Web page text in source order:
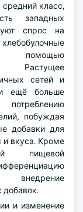
класс,
западных
спрос на
помощью
Растущее
сетей и
ещё больше
побуждая
добавки для
и вкуса. Кроме
пищевой
добавок.
и изменение